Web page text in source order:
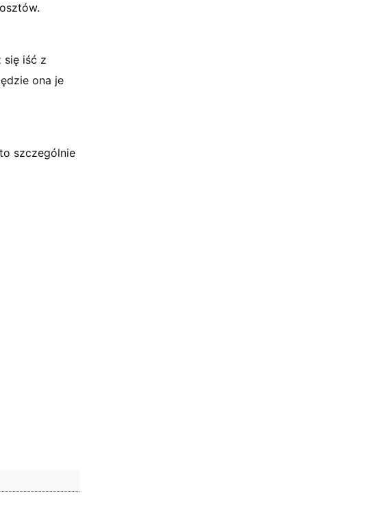
się iść z
ona je
szczególnie